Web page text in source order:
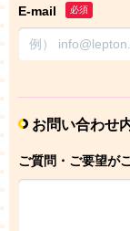
E-mail 必須
お問い合わせ
ご質問・ご要望が